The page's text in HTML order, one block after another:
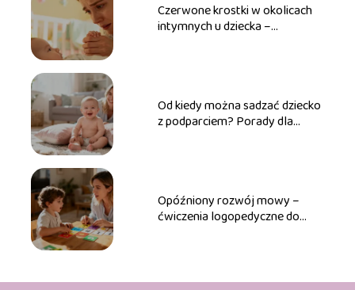
Czerwone krostki w okolicach
intymnych u dziecka –
Od kiedy można sadzać dziecko
z podparciem? Porady dla
Opóźniony rozwój mowy –
ćwiczenia logopedyczne do